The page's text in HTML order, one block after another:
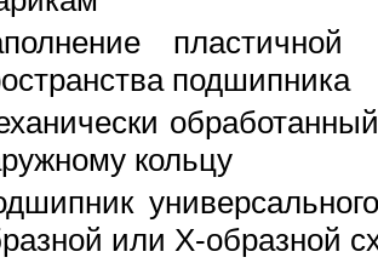
подшипника
кольцу
или Х-образной